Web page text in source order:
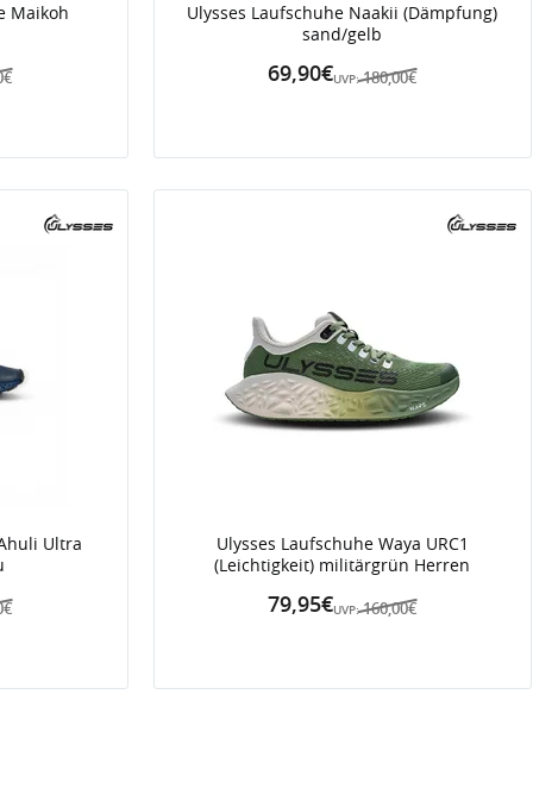
Maikoh
Ulysses Laufschuhe Naakii (Dämpfung)
sand/gelb
UVP: 180,00€
69,90€
Ultra
Ulysses Laufschuhe Waya URC1
(Leichtigkeit) militärgrün Herren
UVP: 160,00€
79,95€